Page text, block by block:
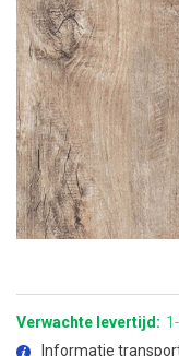
naar
begin
Verwachte levertijd:
Informatie